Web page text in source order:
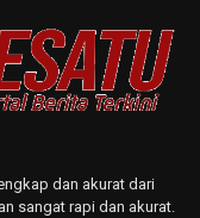
dan akurat dari
sangat rapi dan akurat.